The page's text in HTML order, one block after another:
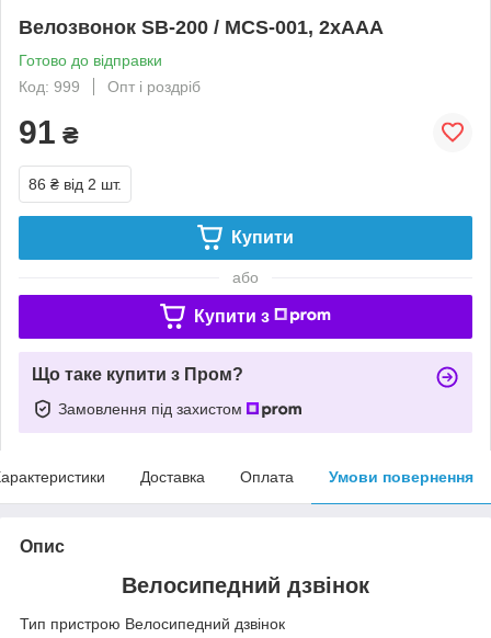
Велозвонок SB-200 / MCS-001, 2xAAA
Готово до відправки
Код: 999
Опт і роздріб
91 ₴
86 ₴ від 2 шт.
Купити
або
Купити з
Що таке купити з Пром?
Замовлення під захистом
Доставка Оплата Умови повернення
Опис
Велосипедний дзвінок
Тип пристрою Велосипедний дзвінок